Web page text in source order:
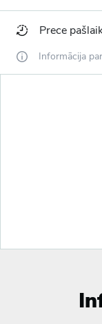
Prece
Informācija par